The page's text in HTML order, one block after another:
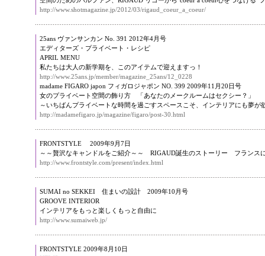
http://www.shotmagazine.jp/2012/03/rigaud_coeur_a_coeur/
25ans ヴァンサンカン No. 391 2012年4月号
エディターズ・プライベート・レシピ
APRIL MENU
私たちは大人の新学期を、このアイテムで迎えますっ！
http://www.25ans.jp/member/magazine_25ans/12_0228
madame FIGARO japon フィガロジャポン NO. 399 2009年11月20日号
女のプライベート空間の飾り方 「あなたのメークルームはセクシー？」
～いちばんプライベートな時間を過ごすスペースこそ、インテリアにも夢が
http://madamefigaro.jp/magazine/figaro/post-30.html
FRONTSTYLE 2009年9月7日
～～贅沢なキャンドルをご紹介～～ RIGAUD誕生のストーリー フランス
http://www.frontstyle.com/present/index.html
SUMAI no SEKKEI 住まいの設計 2009年10月号
GROOVE INTERIOR
インテリアをもっと楽しくもっと自由に
http://www.sumaiweb.jp/
FRONTSTYLE 2009年8月10日